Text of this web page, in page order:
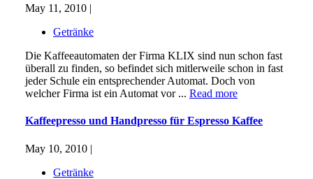
May 11, 2010 |
Getränke
Die Kaffeeautomaten der Firma KLIX sind nun schon fast
überall zu finden, so befindet sich mitlerweile schon in fast
jeder Schule ein entsprechender Automat. Doch von
welcher Firma ist ein Automat vor ... Read more
Kaffeepresso und Handpresso für Espresso Kaffee
May 10, 2010 |
Getränke